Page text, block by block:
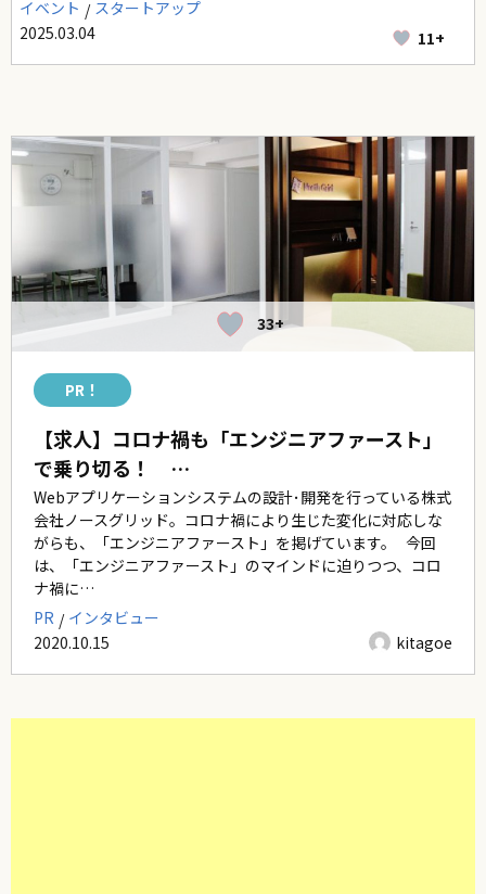
イベント
スタートアップ
2025.03.04
11+
33+
PR！
【求人】コロナ禍も「エンジニアファースト」
で乗り切る！ …
Webアプリケーションシステムの設計･開発を行っている株式
会社ノースグリッド。コロナ禍により生じた変化に対応しな
がらも、「エンジニアファースト」を掲げています。 今回
は、「エンジニアファースト」のマインドに迫りつつ、コロ
ナ禍に…
PR
インタビュー
2020.10.15
kitagoe